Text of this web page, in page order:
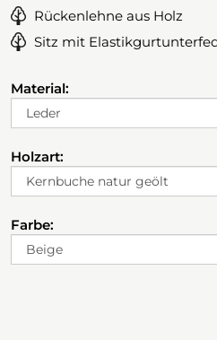
Rückenlehne aus Holz
Sitz mit
Material:
Holzart:
Farbe: